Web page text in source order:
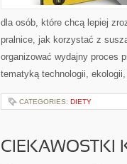
dla osób, które chcą lepiej
pralnice, jak korzystać z
organizować wydajny proces
tematyką technologii,
CATEGORIES: DIETY
CIEKAWOSTKI